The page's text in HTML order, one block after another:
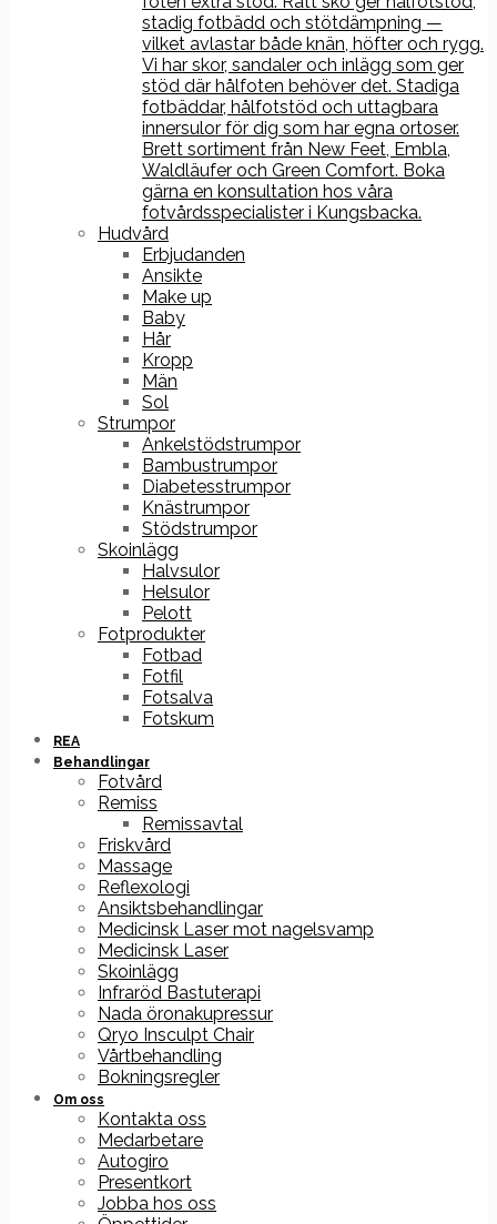
stadig fotbädd och stötdämpning —
vilket avlastar både knän, höfter och rygg.
Vi har skor, sandaler och inlägg som ger
stöd där hålfoten behöver det. Stadiga
fotbäddar, hålfotstöd och uttagbara
innersulor för dig som har egna ortoser.
Brett sortiment från New Feet, Embla,
Waldläufer och Green Comfort. Boka
gärna en konsultation hos våra
fotvårdsspecialister i Kungsbacka.
Hudvård
Erbjudanden
Ansikte
Make up
Baby
Hår
Kropp
Män
Sol
Strumpor
Ankelstödstrumpor
Bambustrumpor
Diabetesstrumpor
Knästrumpor
Stödstrumpor
Skoinlägg
Halvsulor
Helsulor
Pelott
Fotprodukter
Fotbad
Fotfil
Fotsalva
Fotskum
REA
Behandlingar
Fotvård
Remiss
Remissavtal
Friskvård
Massage
Reflexologi
Ansiktsbehandlingar
Medicinsk Laser mot nagelsvamp
Medicinsk Laser
Skoinlägg
Infraröd Bastuterapi
Nada öronakupressur
Qryo Insculpt Chair
Vårtbehandling
Bokningsregler
Om oss
Kontakta oss
Medarbetare
Autogiro
Presentkort
Jobba hos oss